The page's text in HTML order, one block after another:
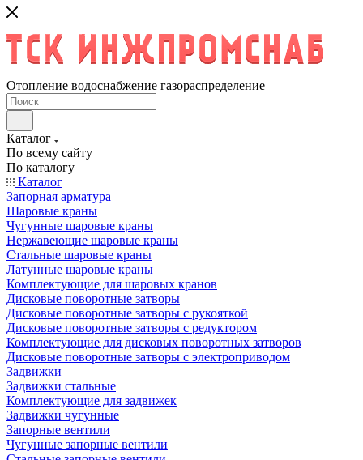
Отопление водоснабжение газораспределение
Каталог
По всему сайту
По каталогу
Каталог
Запорная арматура
Шаровые краны
Чугунные шаровые краны
Нержавеющие шаровые краны
Стальные шаровые краны
Латунные шаровые краны
Комплектующие для шаровых кранов
Дисковые поворотные затворы
Дисковые поворотные затворы с рукояткой
Дисковые поворотные затворы с редуктором
Комплектующие для дисковых поворотных затворов
Дисковые поворотные затворы с электроприводом
Задвижки
Задвижки стальные
Комплектующие для задвижек
Задвижки чугунные
Запорные вентили
Чугунные запорные вентили